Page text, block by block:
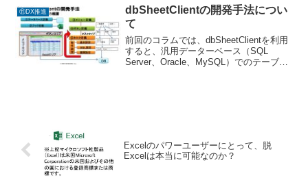
ている、～IT システム「2025 年の崖」の
克服と DX の...
⑪DX推進
dbSheetClientの開発手法につい
て
前回のコラムでは、dbSheetClientを利用
すると、汎用データーベース（SQL
Server、Oracle、MySQL）でのテーブル
Excelのパワーユーザーにとって、脱
Excelは本当に可能なのか？